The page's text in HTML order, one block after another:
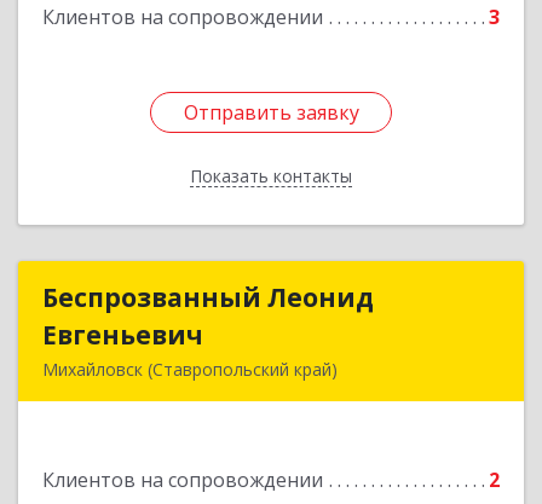
Клиентов на сопровождении 3
Отправить заявку
Показать контакты
Подробнее
Отправить заявку
Назад
Беспрозванный Леонид
Евгеньевич
Михайловск (Ставропольский край)
Клиентов на сопровождении 2
Беспрозванный Леонид